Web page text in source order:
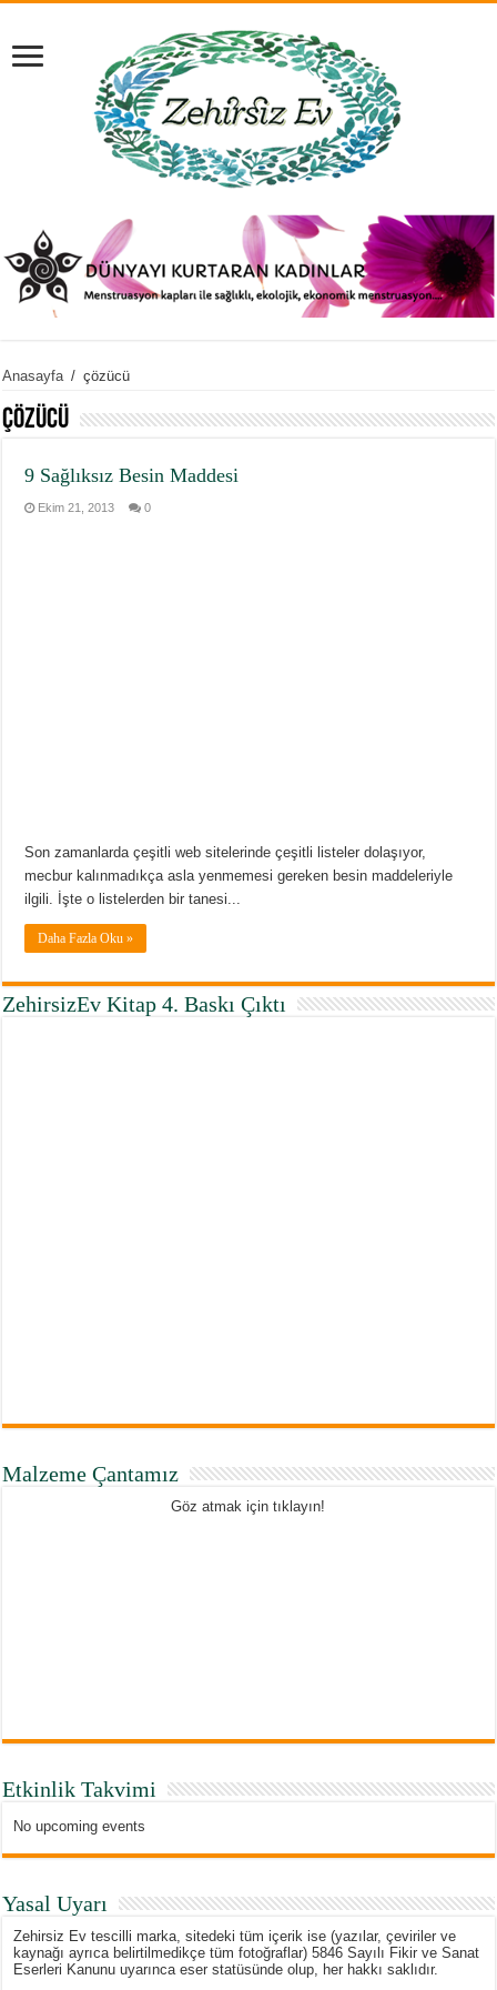
Anasayfa / çözücü
çözücü
9 Sağlıksız Besin Maddesi
Ekim 21, 2013 0
Son zamanlarda çeşitli web sitelerinde çeşitli listeler dolaşıyor,
mecbur kalınmadıkça asla yenmemesi gereken besin maddeleriyle
ilgili. İşte o listelerden bir tanesi...
Daha Fazla Oku »
ZehirsizEv Kitap 4. Baskı Çıktı
Malzeme Çantamız
Göz atmak için tıklayın!
Etkinlik Takvimi
No upcoming events
Yasal Uyarı
Zehirsiz Ev tescilli marka, sitedeki tüm içerik ise (yazılar, çeviriler ve
kaynağı ayrıca belirtilmedikçe tüm fotoğraflar) 5846 Sayılı Fikir ve Sanat
Eserleri Kanunu uyarınca eser statüsünde olup, her hakkı saklıdır.